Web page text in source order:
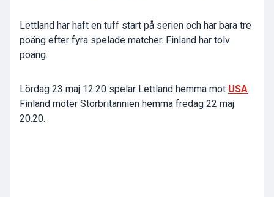
Lettland har haft en tuff start på serien och har bara tre
poäng efter fyra spelade matcher. Finland har tolv
poäng.
Lördag 23 maj 12.20 spelar Lettland hemma mot USA.
Finland möter Storbritannien hemma fredag 22 maj
20.20.